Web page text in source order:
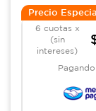
Precio
6 cuotas x
(sin
intereses)